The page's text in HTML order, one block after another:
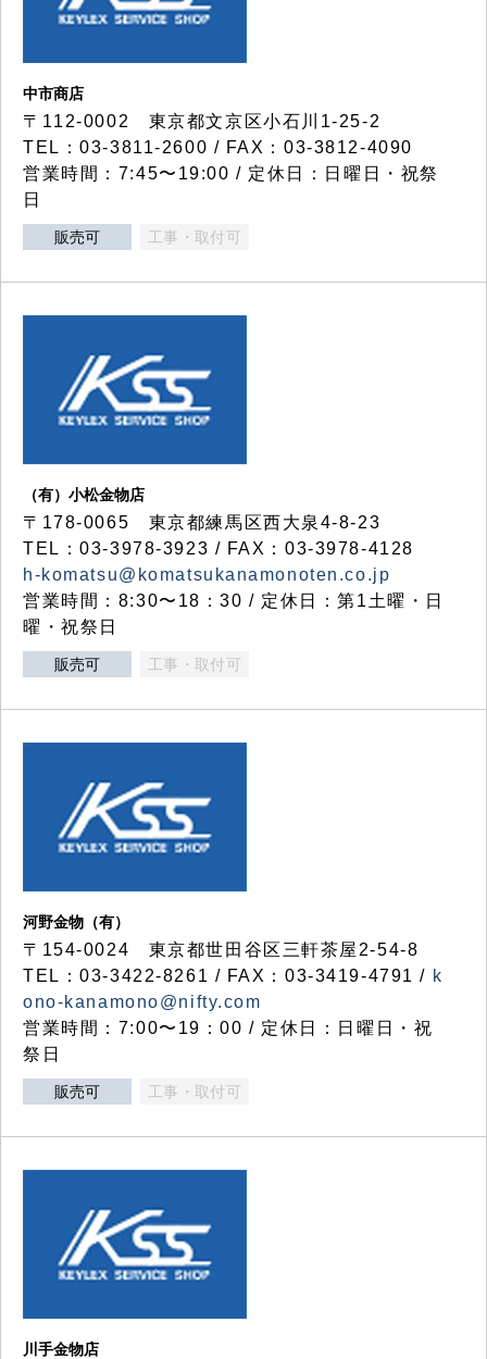
中市商店
〒112-0002 東京都文京区小石川1-25-2
TEL：03-3811-2600 / FAX：03-3812-4090
営業時間：7:45〜19:00 / 定休日：日曜日・祝祭
日
販売可 工事・取付可
（有）小松金物店
〒178-0065 東京都練馬区西大泉4-8-23
TEL：03-3978-3923 / FAX：03-3978-4128
h-komatsu@komatsukanamonoten.co.jp
営業時間：8:30〜18：30 / 定休日：第1土曜・日
曜・祝祭日
販売可 工事・取付可
河野金物（有）
〒154-0024 東京都世田谷区三軒茶屋2-54-8
TEL：03-3422-8261 / FAX：03-3419-4791 / k
ono-kanamono@nifty.com
営業時間：7:00〜19：00 / 定休日：日曜日・祝
祭日
販売可 工事・取付可
川手金物店